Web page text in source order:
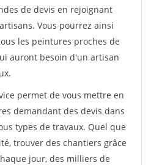
de devis en rejoignant
Vous pourrez ainsi
les peintures proches de
auront besoin d'un artisan
permet de vous mettre en
demandant des devis dans
types de travaux. Quel que
trouver des chantiers grâce
jour, des milliers de